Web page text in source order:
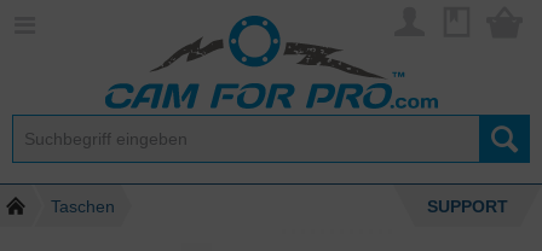
Taschen SUPPORT